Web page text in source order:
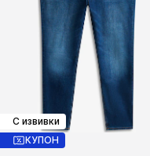
С извивки
КУПОН